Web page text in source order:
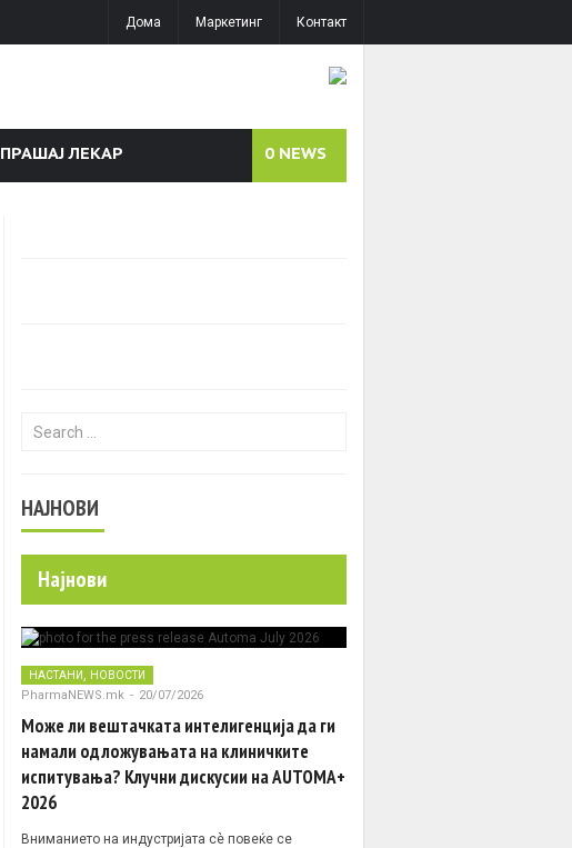
Дома Маркетинг Контакт
ПРАШАЈ ЛЕКАР 0 NEWS
Search for:
НАЈНОВИ
Најнови
НАСТАНИ , НОВОСТИ
PharmaNEWS.mk - 20/07/2026
Може ли вештачката интелигенција да ги
намали одложувањата на клиничките
испитувања? Клучни дискусии на AUTOMA+
2026
Вниманието на индустријата сè повеќе се